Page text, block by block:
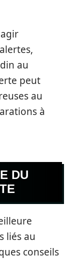
au
peut
au
à
DU
liés au
conseils